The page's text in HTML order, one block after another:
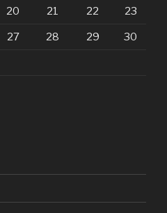
20 21 22 23
27 28 29 30